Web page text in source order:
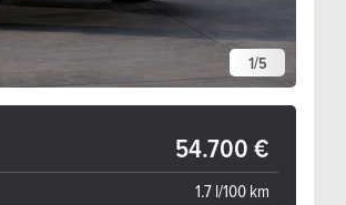
1/5
54.700 €
1.7 l/100 km